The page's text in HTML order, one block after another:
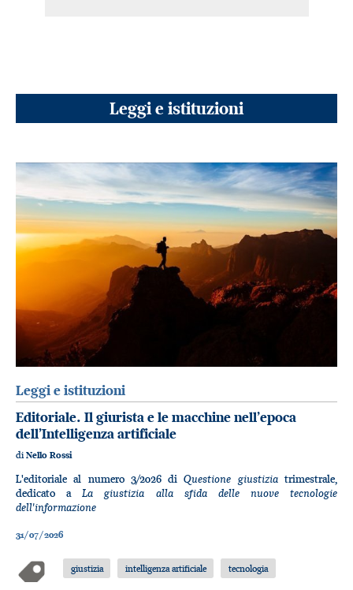
Leggi e istituzioni
Leggi e istituzioni
Editoriale. Il giurista e le macchine nell’epoca
dell’Intelligenza artificiale
di Nello Rossi
L'editoriale al numero 3/2026 diQuestione giustiziatrimestrale,
dedicato aLa giustizia alla sfida delle nuove tecnologie
dell'informazione
31/07/2026
giustizia intelligenza artificiale tecnologia